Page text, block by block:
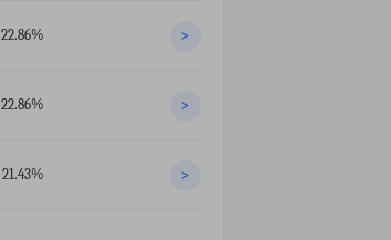
22.86% >
22.86% >
21.43% >